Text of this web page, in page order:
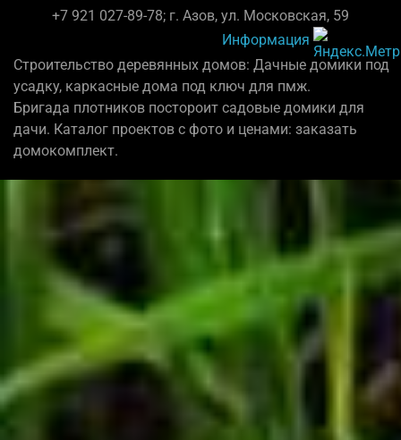
+7 921 027-89-78; г. Азов, ул. Московская, 59
Информация
Строительство деревянных домов: Дачные домики под
усадку, каркасные дома под ключ для пмж.
Бригада плотников постороит садовые домики для
дачи. Каталог проектов с фото и ценами: заказать
домокомплект.